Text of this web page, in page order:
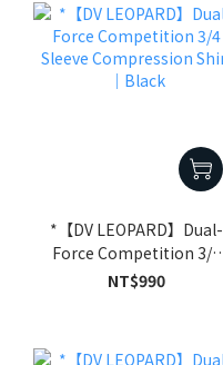
*【DV LEOPARD】Dual-
Force Competition 3/4
Sleeve Compression
NT$990